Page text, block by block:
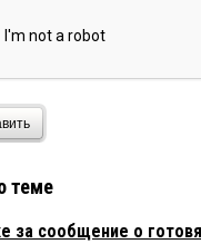
теме
за сообщение о